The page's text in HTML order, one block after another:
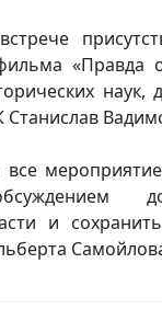
«Правда
наук,
все
и